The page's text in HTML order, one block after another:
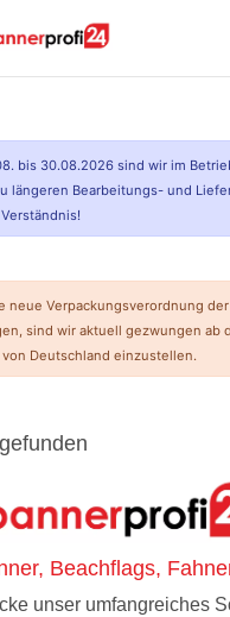
bis 30.08.2026 sind wir im
längeren Bearbeitungs- und
neue Verpackungsverordnung
sind wir aktuell gezwungen ab
Deutschland einzustellen.
Beachflags,
unser umfangreiches